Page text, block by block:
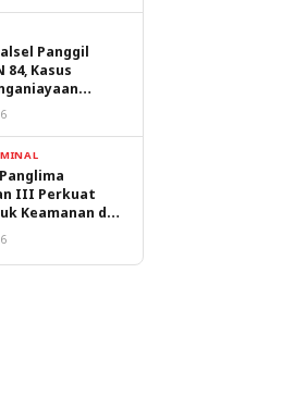
Panggil
84, Kasus
III Perkuat
Keamanan dan
Malut